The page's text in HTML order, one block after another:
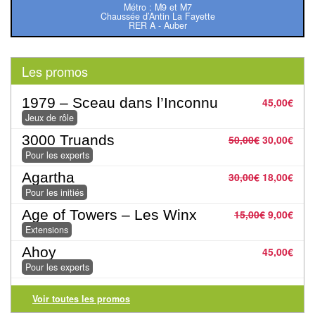
électroniques
Echiquiers
clubs
Pièces
Ecoles
&
clubs
Echiquiers
muraux/Plein
air
Pendules
Echiquier
Métro : M9 et M7
Chaussée d’Antin La Fayette
RER A - Auber
Les promos
45,00€
1979 – Sceau dans l’Inconnu
Jeux de rôle
50,00€ 30,00€
3000 Truands
Pour les experts
30,00€ 18,00€
Agartha
Pour les initiés
15,00€ 9,00€
Age of Towers – Les Winx
Extensions
45,00€
Ahoy
Pour les experts
Voir toutes les promos